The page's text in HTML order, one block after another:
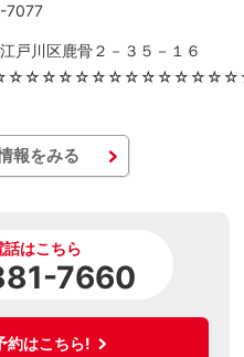
7077
戸川区鹿骨２－３５－１６
報をみる
はこちら
7660
約はこちら!